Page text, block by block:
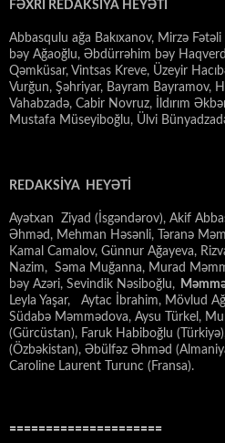
FƏXRİ REDAKSİYA HEYƏTİ
Abbasqulu ağa Bakıxanov, Mirzə
bəy Ağaoğlu, Əbdürrəhim bəy
Qəmküsar, Vintsas Kreve, Üzeyir
Vurğun, Şəhriyar, Bayram Bayramov,
Vahabzadə, Cabir Novruz, İldırım
Mustafa Müseyiboğlu, Ülvi
REDAKSİYA HEYƏTİ
Ayətxan Ziyad (İsgəndərov), Akif
Əhməd, Mehman Həsənli, Təranə
Kamal Camalov, Günnur Ağayeva,
Nazim, Səma Muğanna, Murad
bəy Azəri, Sevindik Nəsiboğlu,
Leyla Yaşar, Aytac İbrahim, Mövlud
Südabə Məmmədova, Aysu Türkel,
(Gürcüstan), Faruk Habiboğlu
(Özbəkistan), Əbülfəz Əhməd
Caroline Laurent Turunc (Fransa).
=====================